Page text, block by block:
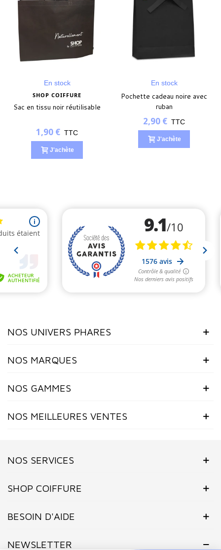
En stock
SHOP COIFFURE
Sac en tissu noir réutilisable
1,90 € TTC
J'achète
En stock
Pochette cadeau noire avec
ruban
2,90 € TTC
J'achète
NOS UNIVERS PHARES
NOS MARQUES
NOS GAMMES
NOS MEILLEURES VENTES
NOS SERVICES
SHOP COIFFURE
BESOIN D'AIDE
NEWSLETTER